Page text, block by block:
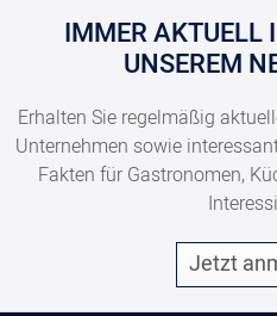
IMMER AKTUELL
UNSEREM
Erhalten Sie regelmäßig
Unternehmen sowie
Fakten für Gastronomen,
Jetzt